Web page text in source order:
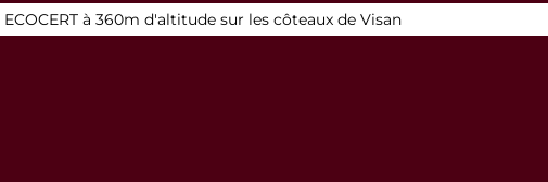
à 360m d'altitude sur les côteaux de Visan